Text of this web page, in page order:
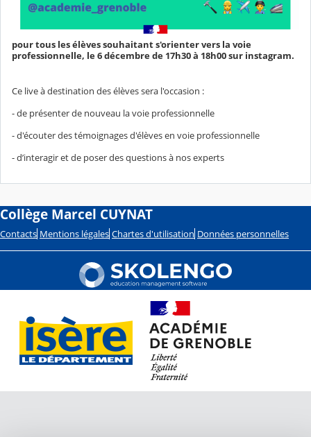
pour tous les élèves souhaitant s'orienter vers la voie
professionnelle, le 6 décembre de 17h30 à 18h00 sur instagram.
Ce live à destination des élèves sera l'occasion :
- de présenter de nouveau la voie professionnelle
- d'écouter des témoignages d'élèves en voie professionnelle
- d’interagir et de poser des questions à nos experts
Collège Marcel CUYNAT
Contacts Mentions légales Chartes d'utilisation Données personnelles